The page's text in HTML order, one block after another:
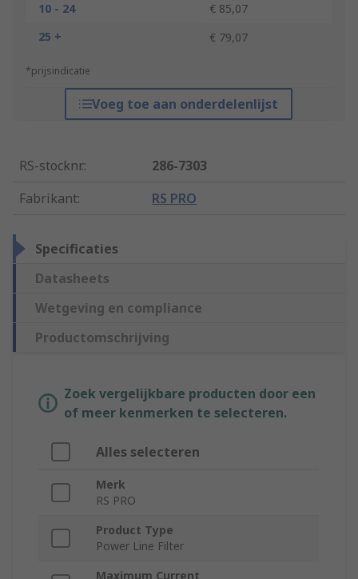
10 - 24
€ 85,07
25 +
€ 79,07
*prijsindicatie
Voeg toe aan onderdelenlijst
RS-stocknr.:
286-7303
Fabrikant: RS PRO
Specificaties
Datasheets
Wetgeving en compliance
Productomschrijving
Zoek vergelijkbare producten door een
of meer kenmerken te selecteren.
Alles selecteren
Merk
RS PRO
Product Type
Power Line Filter
Maximum Current